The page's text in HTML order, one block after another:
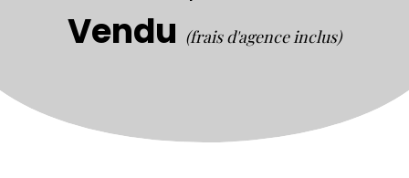
Vendu (frais d'agence inclus)